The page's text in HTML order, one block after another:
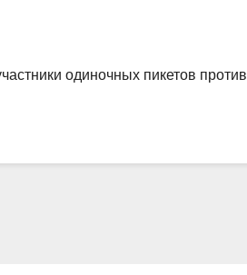
одиночных пикетов против